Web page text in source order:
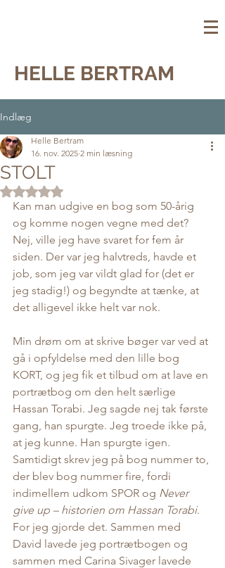
HELLE BERTRAM
Indlæg
STOLT
Helle Bertram
16. nov. 2025 2 min læsning
Bedømt til NaN ud af 5 stjerner.
Kan man udgive en bog som 50-årig
og komme nogen vegne med det?
Nej, ville jeg have svaret for fem år
siden. Der var jeg halvtreds, havde et
job, som jeg var vildt glad for (det er
jeg stadig!) og begyndte at tænke, at
det alligevel ikke helt var nok.
Min drøm om at skrive bøger var ved at
gå i opfyldelse med den lille bog
KORT, og jeg fik et tilbud om at lave en
portrætbog om den helt særlige
Hassan Torabi. Jeg sagde nej tak første
gang, han spurgte. Jeg troede ikke på,
at jeg kunne. Han spurgte igen.
Samtidigt skrev jeg på bog nummer to,
der blev bog nummer fire, fordi
indimellem udkom SPOR og Never
give up – historien om Hassan Torabi.
For jeg gjorde det. Sammen med
David lavede jeg portrætbogen og
sammen med Carina Sivager lavede